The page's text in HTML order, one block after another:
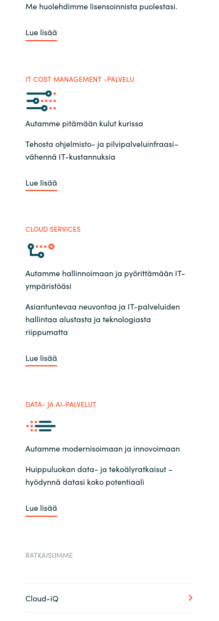
Me huolehdimme lisensoinnista puolestasi.
Lue lisää
IT COST MANAGEMENT -PALVELU
Autamme pitämään kulut kurissa
Tehosta ohjelmisto- ja pilvipalveluinfraasi–
vähennä IT-kustannuksia
Lue lisää
CLOUD SERVICES
Autamme hallinnoimaan ja pyörittämään IT-
ympäristöäsi
Asiantuntevaa neuvontaa ja IT-palveluiden
hallintaa alustasta ja teknologiasta
riippumatta
Lue lisää
DATA- JA AI-PALVELUT
Autamme modernisoimaan ja innovoimaan
Huippuluokan data- ja tekoälyratkaisut –
hyödynnä datasi koko potentiaali
Lue lisää
RATKAISUMME
Cloud-iQ